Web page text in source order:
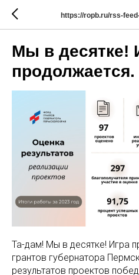
https://ropb.ru/rss-
Мы в десятке!
продолжается.
Та-дам! Мы в десятке! Игра
грантов губернатора
результатов проектов